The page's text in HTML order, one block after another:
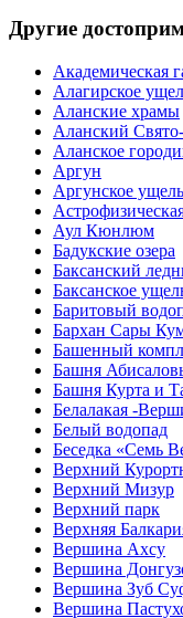
Другие
Академическая
Алагирское
Аланские храмы
Аланский
Аланское
Аргун
Аргунское
Аул Кюнлюм
Бадукские озера
Баксанский
Баксанское
Баритовый
Бархан Сары
Башенный
Башня
Башня Курта и
Белалакая -
Белый водопад
Беседка «Семь
Верхний
Верхний Мизур
Верхний парк
Верхняя
Вершина Ахсу
Вершина
Вершина Зуб
Вершина